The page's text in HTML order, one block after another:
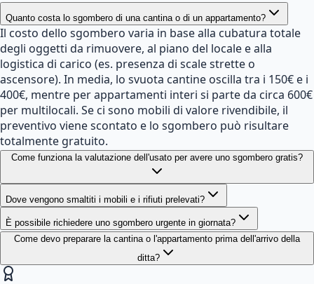
Quanto costa lo sgombero di una cantina o di un appartamento?
Il costo dello sgombero varia in base alla cubatura totale
degli oggetti da rimuovere, al piano del locale e alla
logistica di carico (es. presenza di scale strette o
ascensore). In media, lo svuota cantine oscilla tra i 150€ e i
400€, mentre per appartamenti interi si parte da circa 600€
per multilocali. Se ci sono mobili di valore rivendibile, il
preventivo viene scontato e lo sgombero può risultare
totalmente gratuito.
Come funziona la valutazione dell'usato per avere uno sgombero gratis?
Dove vengono smaltiti i mobili e i rifiuti prelevati?
È possibile richiedere uno sgombero urgente in giornata?
Come devo preparare la cantina o l'appartamento prima dell'arrivo della
ditta?